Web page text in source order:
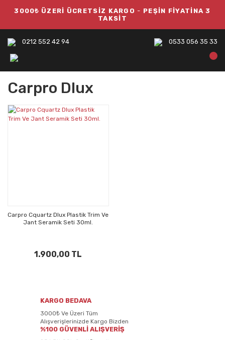
3000₺ ÜZERİ ÜCRETSİZ KARGO - PEŞİN FİYATİNA 3
TAKSİT
0212 552 42 94 0533 056 35 33
Carpro Dlux
Carpro Cquartz Dlux Plastik Trim Ve
Jant Seramik Seti 30ml.
1.900,00 TL
KARGO BEDAVA
3000₺ Ve Üzeri Tüm
Alışverişlerinizde Kargo Bizden
%100 GÜVENLİ ALIŞVERİŞ